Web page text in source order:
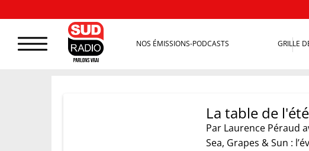
NOS ÉMISSIONS-PODCASTS GRILLE
La table de l'été
Par Laurence Péraud
Sea, Grapes & Sun :